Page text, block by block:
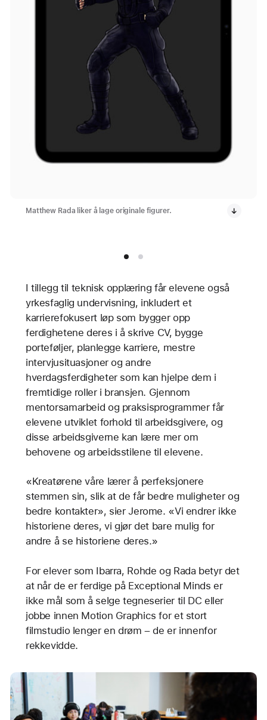
Matthew Rada liker å lage originale figurer.
I tillegg til teknisk opplæring får elevene også
yrkesfaglig undervisning, inkludert et
karrierefokusert løp som bygger opp
ferdighetene deres i å skrive CV, bygge
porteføljer, planlegge karriere, mestre
intervjusituasjoner og andre
hverdagsferdigheter som kan hjelpe dem i
fremtidige roller i bransjen. Gjennom
mentorsamarbeid og praksisprogrammer får
elevene utviklet forhold til arbeidsgivere, og
disse arbeidsgiverne kan lære mer om
behovene og arbeidsstilene til elevene.
«Kreatørene våre lærer å perfeksjonere
stemmen sin, slik at de får bedre muligheter og
bedre kontakter», sier Jerome. «Vi endrer ikke
historiene deres, vi gjør det bare mulig for
andre å se historiene deres.»
For elever som Ibarra, Rohde og Rada betyr det
at når de er ferdige på Exceptional Minds er
ikke mål som å selge tegneserier til DC eller
jobbe innen Motion Graphics for et stort
filmstudio lenger en drøm – de er innenfor
rekkevidde.